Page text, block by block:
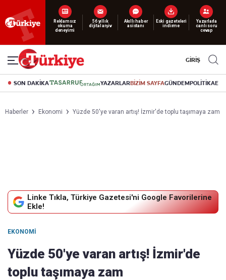
Yeni nesil dijital
abonelik 19 TL’den başlayan fiyatlarla.
GİRİŞ
SON DAKİKA YAZARLARBİZİM SAYFAGÜNDEMPOLİTİKA
Haberler Ekonomi Yüzde 50'ye varan artış! İzmir'de toplu taşımaya zam
Linke Tıkla, Türkiye Gazetesi'ni Google Favorilerine
Ekle!
EKONOMI
Yüzde 50'ye varan artış! İzmir'de
toplu taşımaya zam